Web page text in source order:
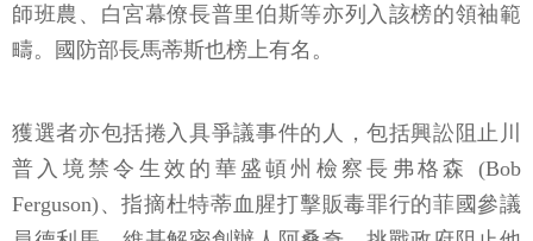
師班農、白宮幕僚長普里伯斯等亦列入該榜的領袖範
疇。國防部長馬蒂斯也榜上有名。
獲選者亦包括捲入具爭議事件的人，包括興訟阻止川
普入境禁令生效的華盛頓州檢察長弗格森 (Bob
Ferguson)、指摘杜特蒂血腥打擊販毒罪行的菲國參議